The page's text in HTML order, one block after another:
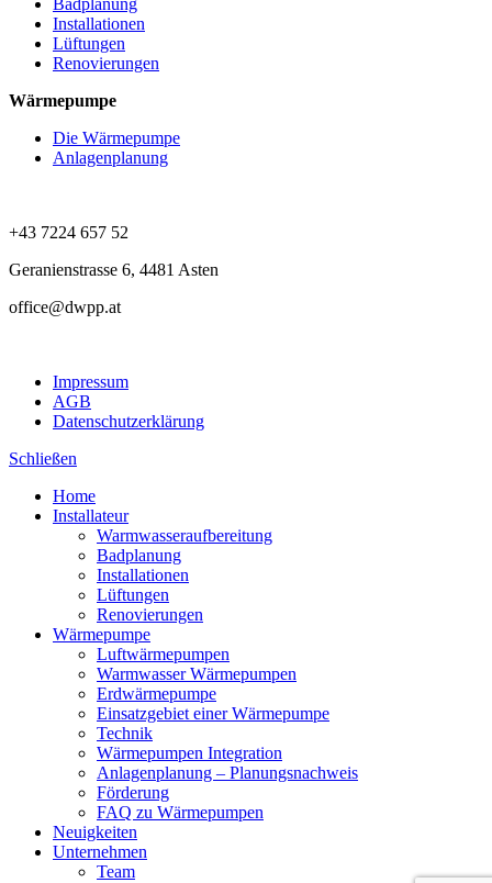
Badplanung
Installationen
Lüftungen
Renovierungen
Wärmepumpe
Die Wärmepumpe
Anlagenplanung
+43 7224 657 52
Geranienstrasse 6, 4481 Asten
office@dwpp.at
Impressum
AGB
Datenschutzerklärung
Schließen
Home
Installateur
Warmwasseraufbereitung
Badplanung
Installationen
Lüftungen
Renovierungen
Wärmepumpe
Luftwärmepumpen
Warmwasser Wärmepumpen
Erdwärmepumpe
Einsatzgebiet einer Wärmepumpe
Technik
Wärmepumpen Integration
Anlagenplanung – Planungsnachweis
Förderung
FAQ zu Wärmepumpen
Neuigkeiten
Unternehmen
Team